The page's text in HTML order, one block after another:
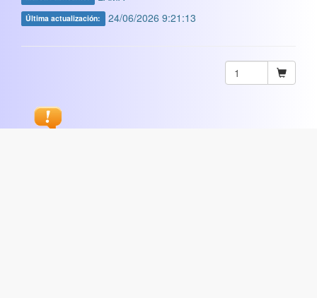
Última actualización: 24/06/2026 9:21:13